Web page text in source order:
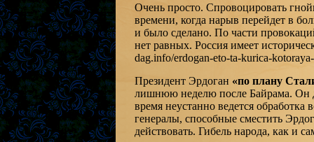
Очень просто. Спровоцировать
времени, когда нарыв перейдет в
и было сделано. По части
нет равных. Россия имеет
dag.info/erdogan-eto-ta-kurica-
Президент Эрдоган «по плану
лишнюю неделю после Байрама. Он
время неустанно ведется обработка
генералы, способные сместить
действовать. Гибель народа, как и